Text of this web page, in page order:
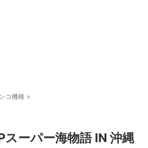
コ機種 >
スーパー海物語 IN 沖縄